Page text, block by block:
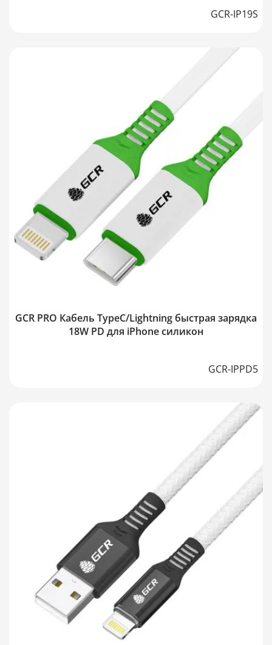
GCR-IP19S
GCR PRO Кабель TypeC/Lightning быстрая зарядка
18W PD для iPhone силикон
GCR-IPPD5